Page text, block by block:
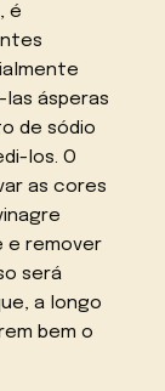
é
las ásperas
de sódio
los. O
as cores
e remover
será
a longo
bem o